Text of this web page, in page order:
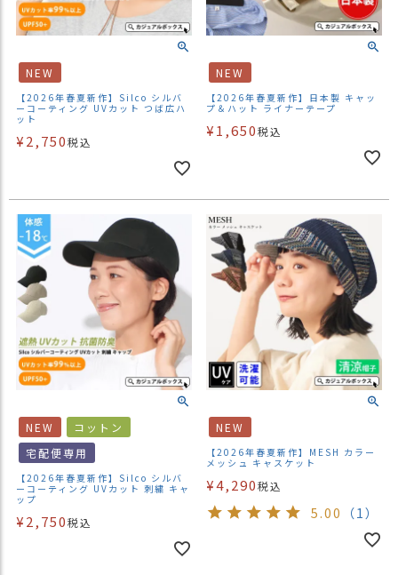
NEW
【2026年春夏新作】Silco シルバ
ーコーティング UVカット つば広ハ
ット
¥2,750税込
NEW
【2026年春夏新作】日本製 キャッ
プ＆ハット ライナーテープ
¥1,650税込
NEW
コットン
宅配便専用
【2026年春夏新作】Silco シルバ
ーコーティング UVカット 刺繍 キャ
ップ
¥2,750税込
NEW
【2026年春夏新作】MESH カラー
メッシュ キャスケット
¥4,290税込
5.00 （1）